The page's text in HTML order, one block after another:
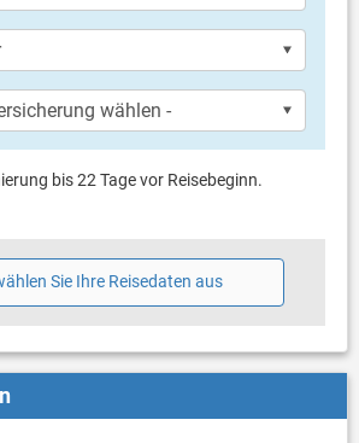
bis 22 Tage vor Reisebeginn.
Sie Ihre Reisedaten aus